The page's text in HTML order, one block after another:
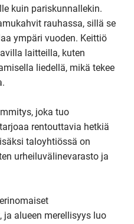
kuin pariskunnallekin.
rauhassa, sillä se
ympäri vuoden. Keittiö
laitteilla, kuten
liedellä, mikä tekee
joka tuo
rentouttavia hetkiä
taloyhtiössä on
urheiluvälinevarasto ja
ja alueen merellisyys luo